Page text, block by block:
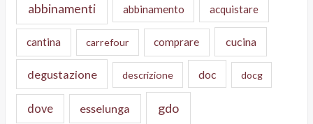
abbinamenti abbinamento acquistare
cantina carrefour comprare cucina
degustazione descrizione doc docg
dove esselunga gdo